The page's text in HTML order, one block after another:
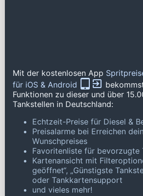
Mit der kostenlosen App
für iOS & Android
Funktionen zu dieser und über
Tankstellen in Deutschland:
Echtzeit-Preise für Diesel &
Preisalarme bei Erreichen
Wunschpreises
Favoritenliste für bevorzugte
Kartenansicht mit
geöffnet“, „Günstigste
oder Tankkartensupport
und vieles mehr!